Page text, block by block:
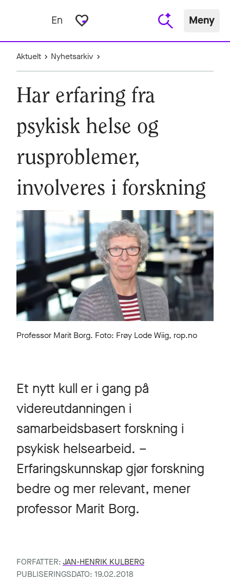
En favorite_border Meny
Aktuelt Nyhetsarkiv
Har erfaring fra
psykisk helse og
rusproblemer,
involveres i forskning
Professor Marit Borg. Foto: Frøy Lode Wiig, rop.no
Et nytt kull er i gang på
videreutdanningen i
samarbeidsbasert forskning i
psykisk helsearbeid. –
Erfaringskunnskap gjør forskning
bedre og mer relevant, mener
professor Marit Borg.
FORFATTER:JAN-HENRIK KULBERG
PUBLISERINGSDATO: 19.02.2018